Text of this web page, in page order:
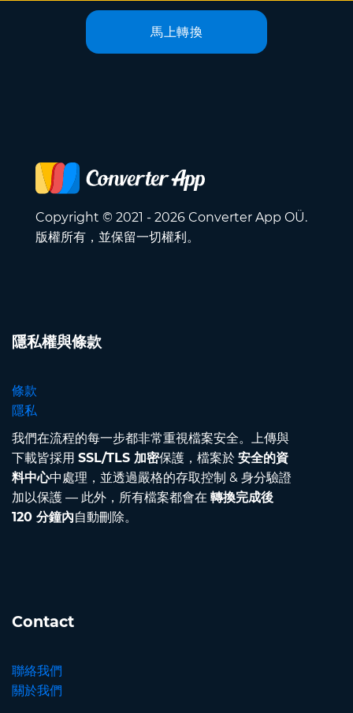
馬上轉換
Copyright © 2021 - 2026 Converter App OÜ.
版權所有，並保留一切權利。
隱私權與條款
條款
隱私
我們在流程的每一步都非常重視檔案安全。上傳與
下載皆採用 SSL/TLS 加密保護，檔案於 安全的資
料中心中處理，並透過嚴格的存取控制 & 身分驗證
加以保護 — 此外，所有檔案都會在 轉換完成後
120 分鐘內自動刪除。
Contact
聯絡我們
關於我們